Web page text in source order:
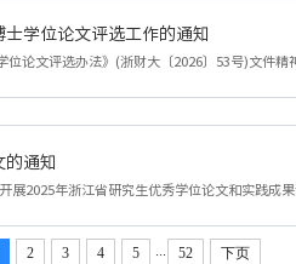
学位论文评选工作的通知
通知
2 3 4 5 ... 52 下页